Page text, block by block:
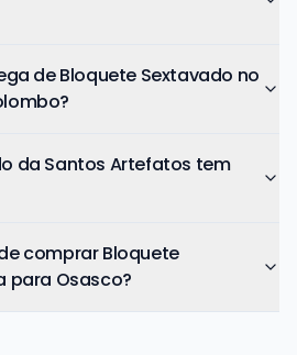
de Bloquete Sextavado no
da Santos Artefatos tem
comprar Bloquete
para Osasco?